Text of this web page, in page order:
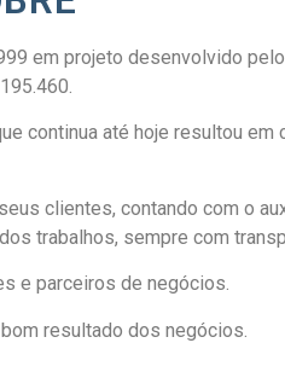
em projeto desenvolvido
continua até hoje resultou
clientes, contando com o
trabalhos, sempre com
e parceiros de negócios.
resultado dos negócios.